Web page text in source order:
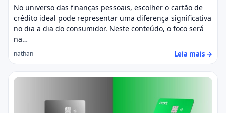
No universo das finanças pessoais, escolher o cartão de
crédito ideal pode representar uma diferença significativa
no dia a dia do consumidor. Neste conteúdo, o foco será
na…
nathan Leia mais →